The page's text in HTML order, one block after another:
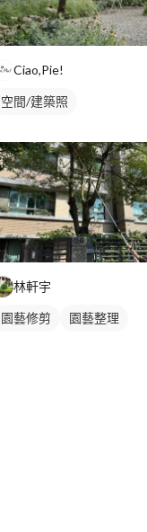
Ciao,Pie!
空間/建築照
林軒宇
園藝修剪 園藝整理